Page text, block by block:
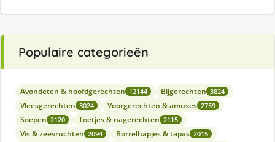
Populaire categorieën
Avondeten & hoofdgerechten 12144 Bijgerechten 3824
Vleesgerechten 3024 Voorgerechten & amuses 2759
Soepen 2120 Toetjes & nagerechten 2115
Vis & zeevruchten 2094 Borrelhapjes & tapas 2015